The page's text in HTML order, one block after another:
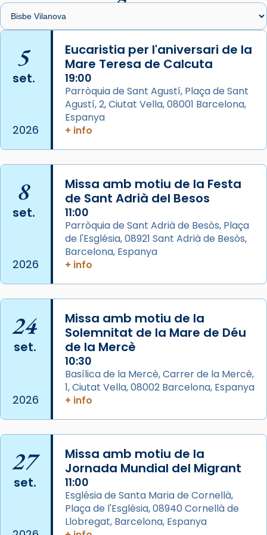
2 weeks ago
Memòria de les santes Juliana i
Semproniana, verges i màrtirs.
Acompanyant la història de sant Cugat, a
partir de l’Edat Mitjana sorgeix la tradició
que les santes Juliana (“relatiu a Júlia”) i
Semproniana (“relatiu a Semprònia =
eterna”) són deixebles seves. I l’any 1667, el
frare Joan Gaspar Roig, afirma en una obra
que les santes són filles de l’antiga Iluro.
Mataró en reivindicarà les relíquies fins que
les aconseguirà el 1772. L’ofici que es canta
a la “Missa de les Santes” (“Missa de
Glòria”) fou composta el 1848 per Mn.
Manuel Blanch, amb aire d’òpera
italianitzant; s’interpreta per privilegi
pontifici, amb orquestra i cor, i té una
duració aproximada de tres hores. Després,
processó (recuperada el 1972) al voltant
del temple amb les relíquies de les santes.
Des de 1985 hi participa també un grup de
diablesses amb música i ball propis. Festa
gran a Mataró.
«Si vols saber què és calor, ves per les
Santes a Mataró»🥵.
Photo
View on Facebook · Share
Arquebisbat de Barcelona
2 weeks ago
Jaume, fill de Zebedeu, és juntament amb el
seu germà Joan i Pere un dels que
acompanyava més de prop Jesús.
5
set.
2026
Eucaristia per l'aniversari de la
Mare Teresa de Calcuta
19:00
Parròquia de Sant Agustí, Plaça de Sant
Agustí, 2, Ciutat Vella, 08001 Barcelona,
Espanya
+ info
8
set.
2026
Missa amb motiu de la Festa
de Sant Adrià del Besos
11:00
Parròquia de Sant Adrià de Besòs, Plaça
de l'Església, 08921 Sant Adrià de Besòs,
Barcelona, Espanya
+ info
24
set.
2026
Missa amb motiu de la
Solemnitat de la Mare de Déu
de la Mercè
10:30
Basílica de la Mercè, Carrer de la Mercè,
1, Ciutat Vella, 08002 Barcelona, Espanya
+ info
27
set.
Missa amb motiu de la
Jornada Mundial del Migrant
11:00
Església de Santa Maria de Cornellà,
Plaça de l'Església, 08940 Cornellà de
Llobregat, Barcelona, Espanya